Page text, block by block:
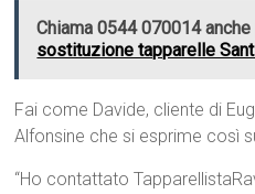
Chiama 0544 070014 anche
sostituzione tapparelle
Fai come Davide, cliente di
Alfonsine che si esprime così
“Ho contattato